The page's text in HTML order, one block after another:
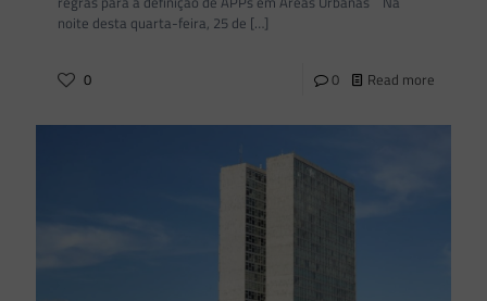
noite desta quarta-feira, 25 de […]
0 0 Read more